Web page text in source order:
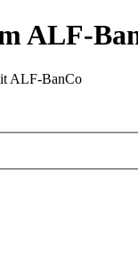
ALF-
ALF-BanCo